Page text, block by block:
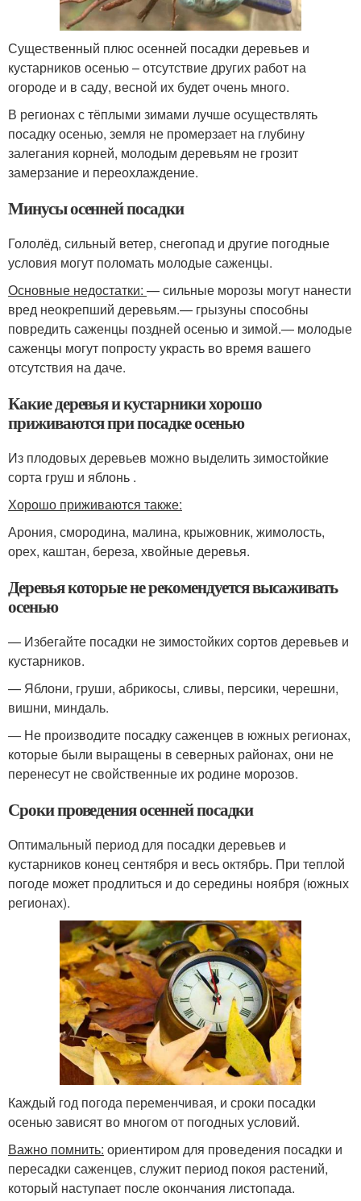
Существенный плюс осенней посадки деревьев и
кустарников осенью – отсутствие других работ на
огороде и в саду, весной их будет очень много.
В регионах с тёплыми зимами лучше осуществлять
посадку осенью, земля не промерзает на глубину
залегания корней, молодым деревьям не грозит
замерзание и переохлаждение.
Минусы осенней посадки
Гололёд, сильный ветер, снегопад и другие погодные
условия могут поломать молодые саженцы.
Основные недостатки: — сильные морозы могут нанести
вред неокрепший деревьям.— грызуны способны
повредить саженцы поздней осенью и зимой.— молодые
саженцы могут попросту украсть во время вашего
отсутствия на даче.
Какие деревья и кустарники хорошо
приживаются при посадке осенью
Из плодовых деревьев можно выделить зимостойкие
сорта груш и яблонь .
Хорошо приживаются также:
Арония, смородина, малина, крыжовник, жимолость,
орех, каштан, береза, хвойные деревья.
Деревья которые не рекомендуется высаживать
осенью
— Избегайте посадки не зимостойких сортов деревьев и
кустарников.
— Яблони, груши, абрикосы, сливы, персики, черешни,
вишни, миндаль.
— Не производите посадку саженцев в южных регионах,
которые были выращены в северных районах, они не
перенесут не свойственные их родине морозов.
Сроки проведения осенней посадки
Оптимальный период для посадки деревьев и
кустарников конец сентября и весь октябрь. При теплой
погоде может продлиться и до середины ноября (южных
регионах).
Каждый год погода переменчивая, и сроки посадки
осенью зависят во многом от погодных условий.
Важно помнить: ориентиром для проведения посадки и
пересадки саженцев, служит период покоя растений,
который наступает после окончания листопада.